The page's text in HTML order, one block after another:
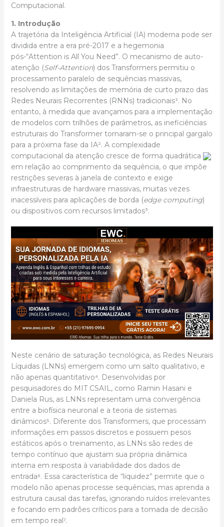
Computacional.
1. Introdução
A trajetória da Inteligência Artificial (IA) moderna pode ser
dividida entre a era pré-2017 e a hegemonia
pós-“Attention is All You Need”. O mecanismo de auto-
atenção (Self-Attention) dos Transformers permitiu o
processamento paralelo de sequências massivas,
resolvendo as limitações de memória de curto prazo das
Redes Neurais Recorrentes (RNNs) tradicionais¹. No
entanto, à medida que avançamos para a implementação
de modelos com trilhões de parâmetros, as ineficiências
estruturais do Transformer tornaram-se o principal gargalo
para a próxima fase da IA². A complexidade
computacional da atenção cresce de forma quadrática
em relação ao comprimento da sequência, o que impõe
restrições severas à janela de contexto e exige
infraestruturas de hardware massivas, muitas vezes
inacessíveis para aplicações de borda (edge computing)
ou dispositivos com recursos limitados³.
Neste cenário de saturação tecnológica, as Redes Neurais
Líquidas (LNNs) emergem como um salto qualitativo, e
não apenas quantitativo⁴. Desenvolvidas por
pesquisadores do MIT CSAIL, como Ramin Hasani e
Daniela Rus, as LNNs representam uma convergência
entre a biofísica neuronal e a teoria de sistemas
dinâmicos⁵. Diferente dos Transformers, que processam
informações em passos discretos e possuem pesos
estáticos após o treinamento, as LNNs são redes de
tempo contínuo que ajustam sua própria dinâmica
interna em resposta à variabilidade dos dados de
entrada⁶. Essa característica de “liquidez” permite que o
modelo não apenas processe sequências, mas aprenda a
estrutura causal das tarefas, ignorando ruídos irrelevantes
e focando em padrões críticos para a tomada de decisão
em tempo real⁷.